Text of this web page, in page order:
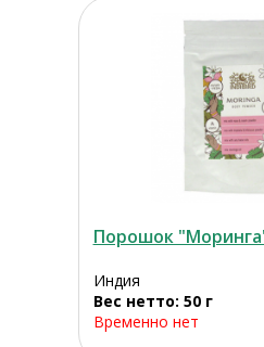
Порошок
Индия
Вес нетто: 50 г
Временно нет